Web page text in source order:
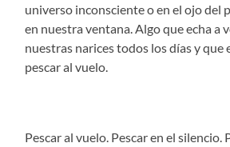
universo inconsciente o en el ojo del
en nuestra ventana. Algo que echa a
nuestras narices todos los días y que
pescar al vuelo.
Pescar al vuelo. Pescar en el silencio.